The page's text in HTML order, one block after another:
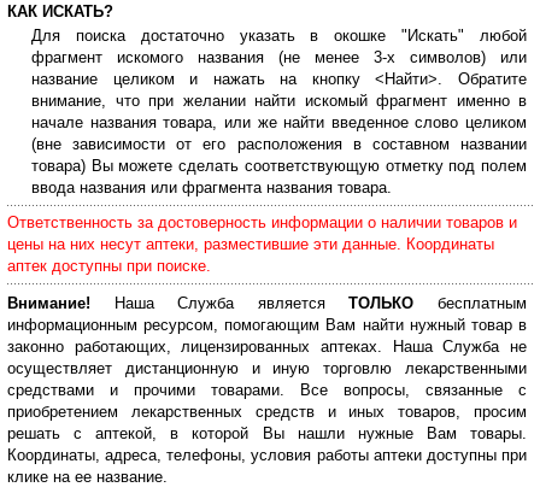
КАК ИСКАТЬ?
Для поиска достаточно указать в окошке "Искать" любой
фрагмент искомого названия (не менее 3-х символов) или
название целиком и нажать на кнопку <Найти>. Обратите
внимание, что при желании найти искомый фрагмент именно в
начале названия товара, или же найти введенное слово целиком
(вне зависимости от его расположения в составном названии
товара) Вы можете сделать соответствующую отметку под полем
ввода названия или фрагмента названия товара.
Ответственность за достоверность информации о наличии товаров и
цены на них несут аптеки, разместившие эти данные. Координаты
аптек доступны при поиске.
Внимание! Наша Служба являетсяТОЛЬКО бесплатным
информационным ресурсом, помогающим Вам найти нужный товар в
законно работающих, лицензированных аптеках. Наша Служба не
осуществляет дистанционную и иную торговлю лекарственными
средствами и прочими товарами. Все вопросы, связанные с
приобретением лекарственных средств и иных товаров, просим
решать с аптекой, в которой Вы нашли нужные Вам товары.
Координаты, адреса, телефоны, условия работы аптеки доступны при
клике на ее название.